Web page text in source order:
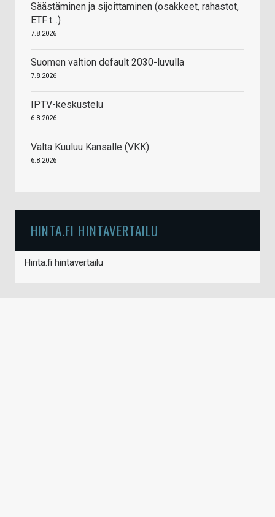
Säästäminen ja sijoittaminen (osakkeet, rahastot,
ETF:t...)
7.8.2026
Suomen valtion default 2030-luvulla
7.8.2026
IPTV-keskustelu
6.8.2026
Valta Kuuluu Kansalle (VKK)
6.8.2026
HINTA.FI HINTAVERTAILU
Hinta.fi hintavertailu